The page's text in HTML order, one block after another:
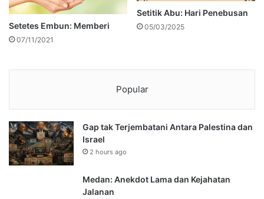
Setetes Embun: Memberi
07/11/2021
Setitik Abu: Hari Penebusan
05/03/2025
Popular
Gap tak Terjembatani Antara Palestina dan
Israel
2 hours ago
Medan: Anekdot Lama dan Kejahatan
Jalanan